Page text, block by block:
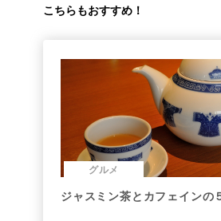
こちらもおすすめ！
グルメ
ジャスミン茶とカフェインの